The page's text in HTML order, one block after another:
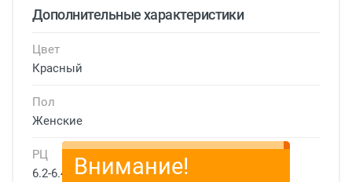
Дополнительные характеристики
Цвет
Красный
Пол
Женские
РЦ
6.2-6.4 смВнимание!